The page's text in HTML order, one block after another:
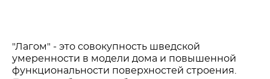
"Лагом" - это совокупность шведской
умеренности в модели дома и повышенной
функциональности поверхностей строения.